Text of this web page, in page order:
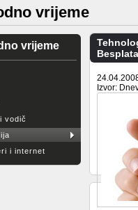
vrijeme
vrijeme
vodič
i internet
Izvor: